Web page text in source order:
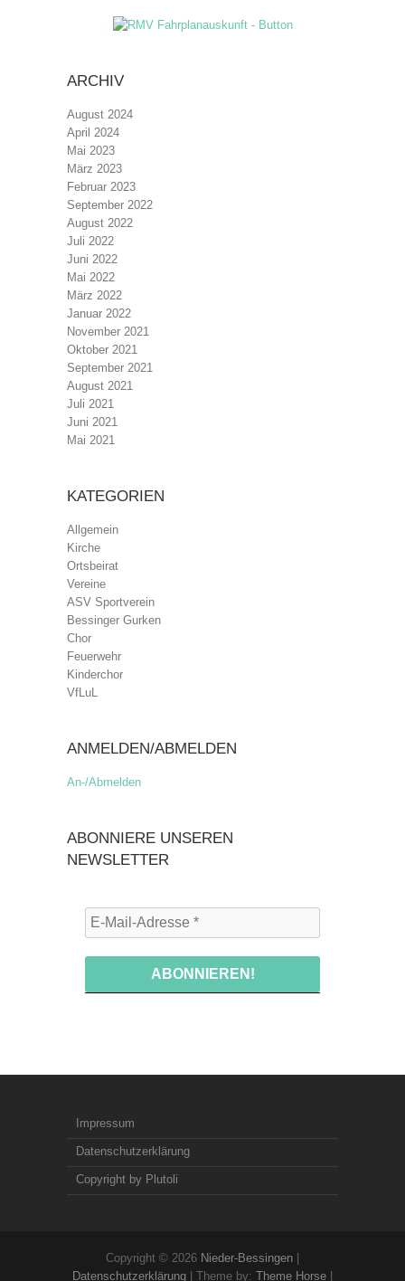
ARCHIV
August 2024
April 2024
Mai 2023
März 2023
Februar 2023
September 2022
August 2022
Juli 2022
Juni 2022
Mai 2022
März 2022
Januar 2022
November 2021
Oktober 2021
September 2021
August 2021
Juli 2021
Juni 2021
Mai 2021
KATEGORIEN
Allgemein
Kirche
Ortsbeirat
Vereine
ASV Sportverein
Bessinger Gurken
Chor
Feuerwehr
Kinderchor
VfLuL
ANMELDEN/ABMELDEN
An-/Abmelden
ABONNIERE UNSEREN
NEWSLETTER
Impressum
Datenschutzerklärung
Copyright by Plutoli
Copyright © 2026 Nieder-Bessingen
Datenschutzerklärung | Theme by: Theme Horse